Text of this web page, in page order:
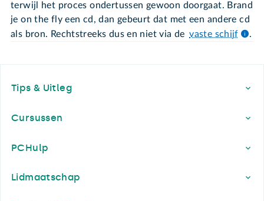
terwijl het proces ondertussen gewoon doorgaat. Brand
je on the fly een cd, dan gebeurt dat met een andere cd
als bron. Rechtstreeks dus en niet via de vaste schijf .
Tips & Uitleg
Cursussen
PCHulp
Lidmaatschap